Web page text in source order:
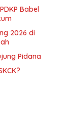
2026 di
Pidana